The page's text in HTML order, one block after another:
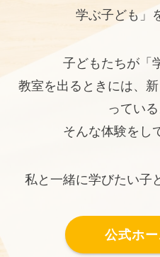
学ぶ子ども」
子どもたちが「
教室を出るときには、
っている
そんな体験をし
私と一緒に学びたい子
公式ホ